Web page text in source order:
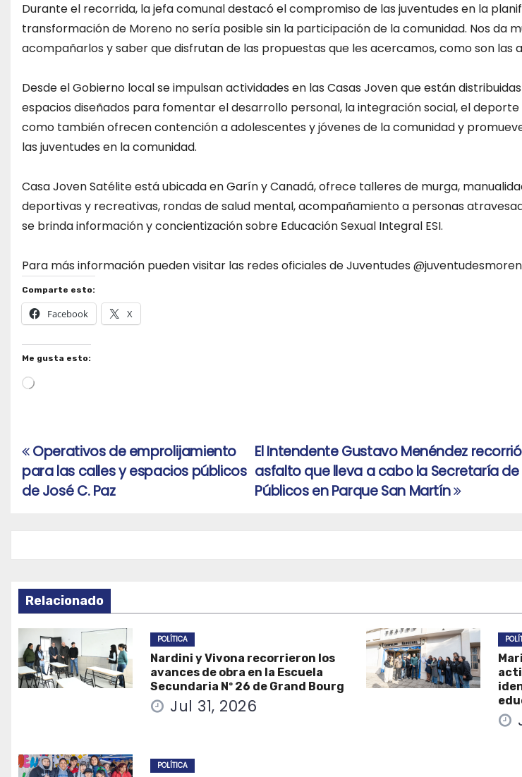
Durante el recorrida, la jefa comunal destacó el compromiso de las juventudes en la
transformación de Moreno no sería posible sin la participación de la comunidad. Nos da
acompañarlos y saber que disfrutan de las propuestas que les acercamos, como son las
Desde el Gobierno local se impulsan actividades en las Casas Joven que están
espacios diseñados para fomentar el desarrollo personal, la integración social, el
como también ofrecen contención a adolescentes y jóvenes de la comunidad y
las juventudes en la comunidad.
Casa Joven Satélite está ubicada en Garín y Canadá, ofrece talleres de murga,
deportivas y recreativas, rondas de salud mental, acompañamiento a personas
se brinda información y concientización sobre Educación Sexual Integral ESI.
Para más información pueden visitar las redes oficiales de Juventudes
Comparte esto:
Facebook X
Me gusta esto:
Cargando...
Navegación
de
El Intendente Gustavo Menéndez
asfalto que lleva a cabo la Secretaría de
Públicos en Parque San Martín
Operativos de emprolijamiento
para las calles y espacios públicos
de José C. Paz
Relacionado
POLÍTICA
Nardini y Vivona recorrieron los
avances de obra en la Escuela
Secundaria Nº 26 de Grand Bourg
Jul 31, 2026
POLÍTICA